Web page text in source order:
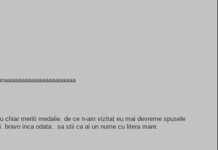
chiar meriti medalie. de ce n-am vizitat eu mai devreme spusele
bravo inca odata . sa stii ca ai un nume cu litera mare.